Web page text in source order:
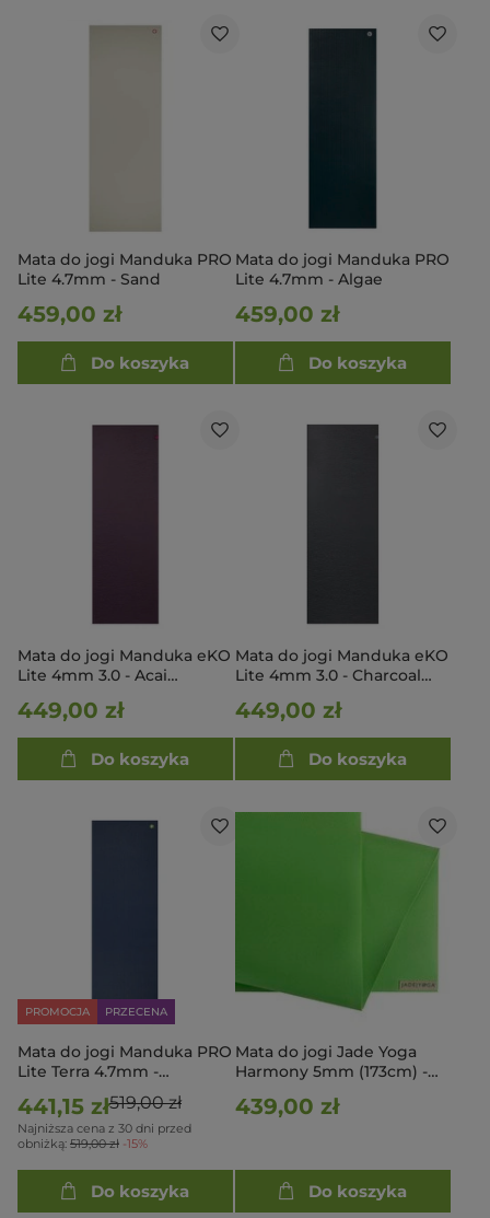
Mata do jogi Manduka PRO
Lite 4.7mm - Sand
459,00 zł
Do koszyka
Mata do jogi Manduka PRO
Lite 4.7mm - Algae
459,00 zł
Do koszyka
Mata do jogi Manduka eKO
Lite 4mm 3.0 - Acai
449,00 zł
Do koszyka
Mata do jogi Manduka eKO
Lite 4mm 3.0 - Charcoal
449,00 zł
Do koszyka
PROMOCJA PRZECENA
Mata do jogi Manduka PRO
Lite Terra 4.7mm -
441,15 zł519,00 zł
Najniższa cena z 30 dni przed
obniżką: 519,00 zł -15%
Do koszyka
Mata do jogi Jade Yoga
Harmony 5mm (173cm) -
439,00 zł
Do koszyka